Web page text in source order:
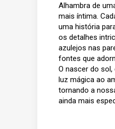
Alhambra de
mais íntima.
uma história
os detalhes
azulejos nas
fontes que
O nascer do
luz mágica ao
tornando a
ainda mais